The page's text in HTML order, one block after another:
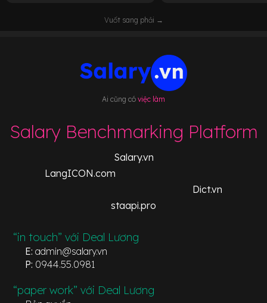
Vuốt sang phải →
Ai cũng có việc làm
Salary Benchmarking Platform
Salary.vn
LangICON.com
Dict.vn
staapi.pro
“in touch” với Deal Lương
E: admin@salary.vn
P: 0944.55.0981
“paper work” với Deal Lương